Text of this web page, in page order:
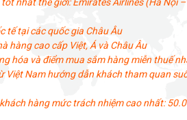
tế tại các quốc gia Châu Âu
hàng cao cấp Việt, Á và Châu Âu
hóa và điểm mua sắm hàng miễn thuế
Việt Nam hướng dẫn khách tham quan
hàng mức trách nhiệm cao nhất: